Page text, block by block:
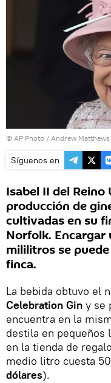
© AP Photo / Andrew Matthews
Síguenos en
Isabel II del
producción de
cultivadas en su
Norfolk. Encargar
mililitros se
finca.
La bebida obtuvo el
Celebration Gin y se
encuentra en la
destila en pequeños
en la tienda de
medio litro cuesta
dólares).